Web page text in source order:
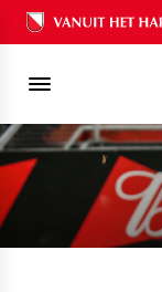
Ons nalatenschap